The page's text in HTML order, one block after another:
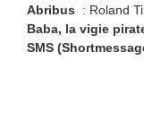
Abribus : Roland
Baba, la vigie
SMS